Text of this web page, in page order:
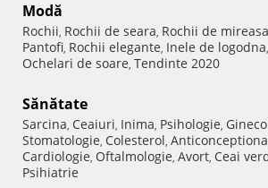
Modă
Rochii, Rochii de seara, Rochii de mireasa
Pantofi, Rochii elegante, Inele de logodna,
Ochelari de soare, Tendinte 2020
Sănătate
Sarcina, Ceaiuri, Inima, Psihologie,
Stomatologie, Colesterol,
Cardiologie, Oftalmologie, Avort, Ceai
Psihiatrie